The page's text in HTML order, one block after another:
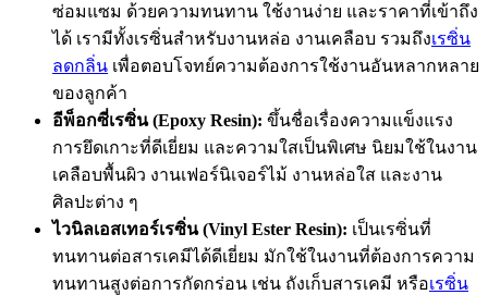
ซ่อมแซม ด้วยความทนทาน ใช้งานง่าย และราคาที่เข้าถึง
ได้ เรามีทั้งเรซิ่นสำหรับงานหล่อ งานเคลือบ รวมถึงเรซิ่น
ลดกลิ่น เพื่อตอบโจทย์ความต้องการใช้งานอันหลากหลาย
ของลูกค้า
อีพ็อกซี่เรซิ่น (Epoxy Resin): ขึ้นชื่อเรื่องความแข็งแรง
การยึดเกาะที่ดีเยี่ยม และความใสเป็นพิเศษ นิยมใช้ในงาน
เคลือบพื้นผิว งานเฟอร์นิเจอร์ไม้ งานหล่อใส และงาน
ศิลปะต่าง ๆ
ไวนิลเอสเทอร์เรซิ่น (Vinyl Ester Resin): เป็นเรซิ่นที่
ทนทานต่อสารเคมีได้ดีเยี่ยม มักใช้ในงานที่ต้องการความ
ทนทานสูงต่อการกัดกร่อน เช่น ถังเก็บสารเคมี หรือเรซิ่น